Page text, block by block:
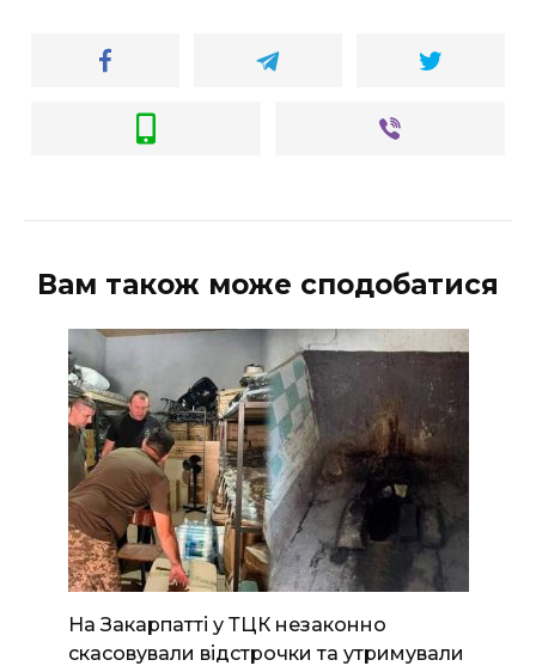
ВІДЕО
Вам також може сподобатися
На Закарпатті у ТЦК незаконно
скасовували відстрочки та утримували